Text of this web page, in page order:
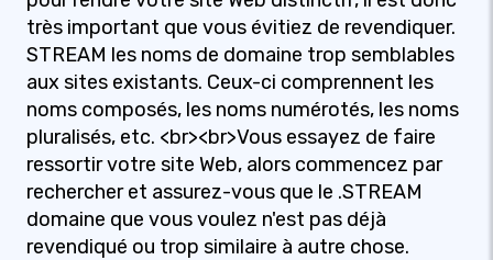
très important que vous évitiez de revendiquer.
STREAM les noms de domaine trop semblables
aux sites existants. Ceux-ci comprennent les
noms composés, les noms numérotés, les noms
pluralisés, etc. <br><br>Vous essayez de faire
ressortir votre site Web, alors commencez par
rechercher et assurez-vous que le .STREAM
domaine que vous voulez n'est pas déjà
revendiqué ou trop similaire à autre chose.